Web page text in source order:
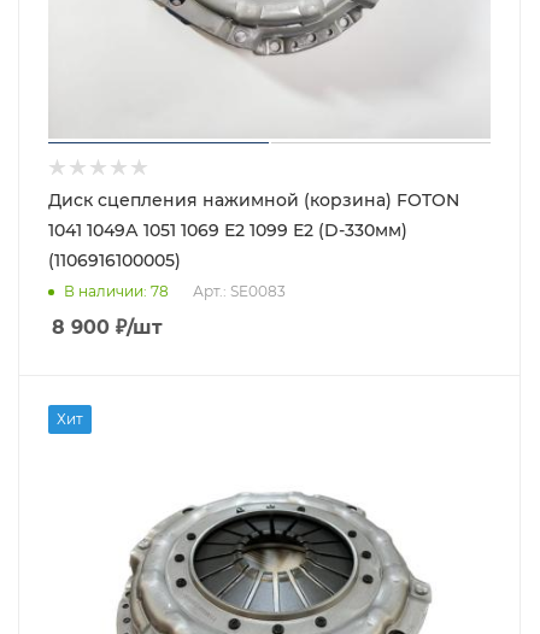
Диск сцепления нажимной (корзина) FOTON
1041 1049А 1051 1069 Е2 1099 Е2 (D-330мм)
(1106916100005)
В наличии: 78 Арт.: SE0083
8 900 ₽/шт
Хит